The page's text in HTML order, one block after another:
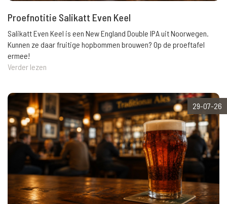
Proefnotitie Salikatt Even Keel
Salikatt Even Keel is een New England Double IPA uit Noorwegen.
Kunnen ze daar fruitige hopbommen brouwen? Op de proeftafel
ermee!
Verder lezen
29-07-26